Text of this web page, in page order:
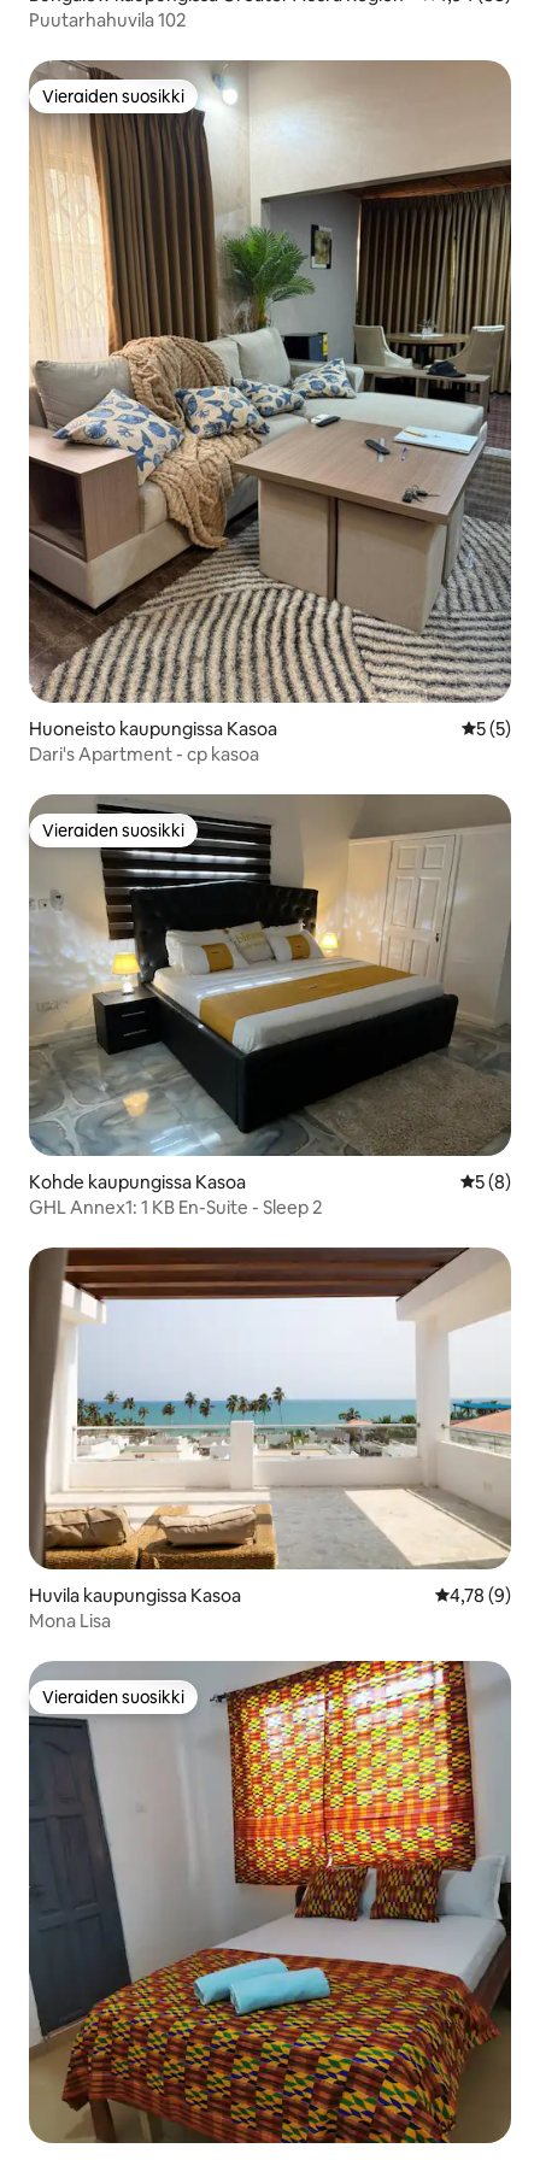
Puutarhahuvila 102
Vieraiden suosikki
Vieraiden suosikki
Huoneisto kaupungissa Kasoa
5 (5)
Dari's Apartment - cp kasoa
Vieraiden suosikki
Vieraiden suosikki
Kohde kaupungissa Kasoa
5 (8)
GHL Annex1: 1 KB En-Suite - Sleep 2
Huvila kaupungissa Kasoa
4,78 (9)
Mona Lisa
Vieraiden suosikki
Vieraiden suosikki